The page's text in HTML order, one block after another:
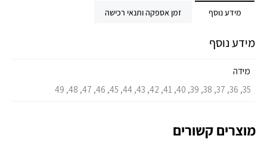
מידע נוסף זמן אספקה ותנאי רכישה
מידע נוסף
מידה
35, 36, 37, 38, 39, 40, 41, 42, 43, 44, 45, 46, 47, 48, 49
מוצרים קשורים